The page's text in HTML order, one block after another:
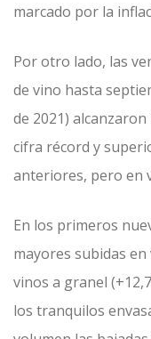
marcado por la
Por otro lado, las
de vino hasta
de 2021)
cifra récord y
anteriores, pero en
En los primeros
mayores subidas
vinos a granel
los tranquilos